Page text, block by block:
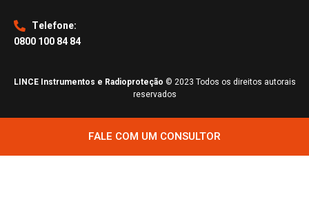
Telefone:
0800 100 84 84
LINCE Instrumentos e Radioproteção © 2023 Todos os direitos autorais
reservados
FALE COM UM CONSULTOR